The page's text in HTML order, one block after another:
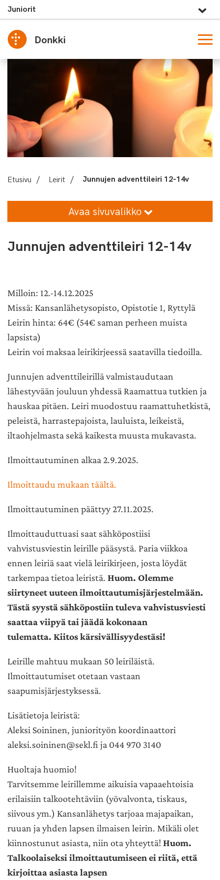
Donkki
Juniorit
Etusivu / Leirit / Junnujen adventtileiri 12-14v
Avaa sivuvalikko
Junnujen adventtileiri 12-14v
Milloin: 12.-14.12.2025
Missä: Kansanlähetysopisto, Opistotie 1, Ryttylä
Leirin hinta: 64€ (54€ saman perheen muista
lapsista)
Leirin voi maksaa leirikirjeessä saatavilla tiedoilla.
Junnujen adventtileirillä valmistaudutaan
lähestyvään jouluun yhdessä Raamattua tutkien ja
hauskaa pitäen. Leiri muodostuu raamattuhetkistä,
peleistä, harrastepajoista, lauluista, leikeistä,
iltaohjelmasta sekä kaikesta muusta mukavasta.
Ilmoittautuminen alkaa 2.9.2025.
Ilmoittaudu mukaan täältä.
Ilmoittautuminen päättyy 27.11.2025.
Ilmoittauduttuasi saat sähköpostiisi
vahvistusviestin leirille pääsystä. Paria viikkoa
ennen leiriä saat vielä leirikirjeen, josta löydät
tarkempaa tietoa leiristä. Huom. Olemme
siirtyneet uuteen ilmoittautumisjärjestelmään.
Tästä syystä sähköpostiin tulevavahvistusviesti
saattaa viipyä taijäädä kokonaan
tulematta. Kiitos kärsivällisyydestäsi!
Leirille mahtuu mukaan 50 leiriläistä.
Ilmoittautumiset otetaan vastaan
saapumisjärjestyksessä.
Lisätietoja leiristä:
Aleksi Soininen, juniorityön koordinaattori
aleksi.soininen@sekl.fi ja 044 970 3140
Huoltaja huomio!
Tarvitsemme leirillemme aikuisia vapaaehtoisia
erilaisiin talkootehtäviin (yövalvonta, tiskaus,
siivous ym.) Kansanlähetys tarjoaa majapaikan,
ruuan ja yhden lapsen ilmaisen leirin. Mikäli olet
kiinnostunut asiasta, niin ota yhteyttä! Huom.
Talkoolaiseksi ilmoittautumiseen ei riitä, että
kirjoittaa asiasta lapsen